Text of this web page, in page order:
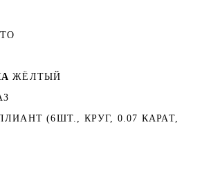
ЖЁЛТЫЙ
(6ШТ., КРУГ, 0.07 КАРАТ,